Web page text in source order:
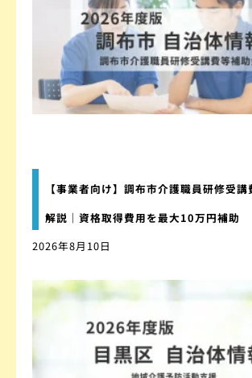
【事業者向け】調布市介護職員研修受
解説｜資格取得費用を最大10万円補助
2026年8月10日